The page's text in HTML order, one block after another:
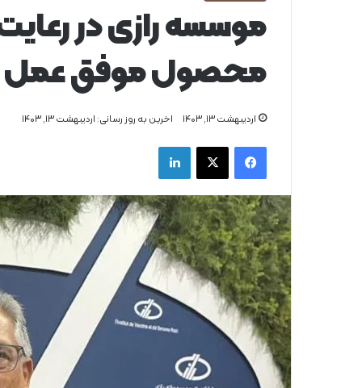
موسسه رازی در
محصول موفق عمل
اردیبهشت ۱۳, ۱۴۰۳ اخرین به روز رسانی: اردیبهشت ۱۳, ۱۴۰۳
فیس بوک